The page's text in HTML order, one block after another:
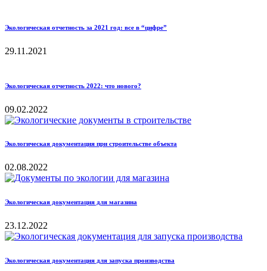
Экологическая отчетность за 2021 год: все в “цифре”
29.11.2021
Экологическая отчетность 2022: что нового?
09.02.2022
Экологическая документация при строительстве объекта
02.08.2022
Экологическая документация для магазина
23.12.2022
Экологическая документация для запуска производства